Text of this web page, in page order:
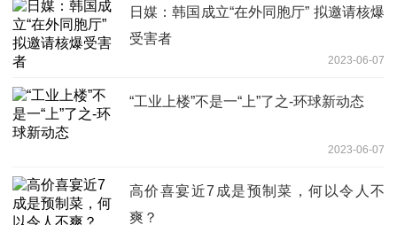
日媒：韩国成立“在外同胞厅” 拟邀请核爆
受害者
2023-06-07
“工业上楼”不是一“上”了之-环球新动态
2023-06-07
高价喜宴近7成是预制菜，何以令人不
爽？